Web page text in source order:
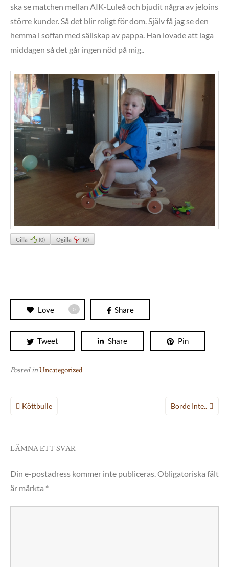
ska se matchen mellan AIK-Luleå och bjudit några av jeloins
större kunder. Så det blir roligt för dom. Själv få jag se den
hemma i soffan med sällskap av pappa. Han lovade att laga
middagen så det går ingen nöd på mig..
Gilla (0) Ogilla (0)
Love 0 Share
Tweet Share Pin
Posted inUncategorized
Inläggsnavigering
Köttbulle Borde Inte..
LÄMNA ETT SVAR
Din e-postadress kommer inte publiceras.Obligatoriska fält
är märkta *